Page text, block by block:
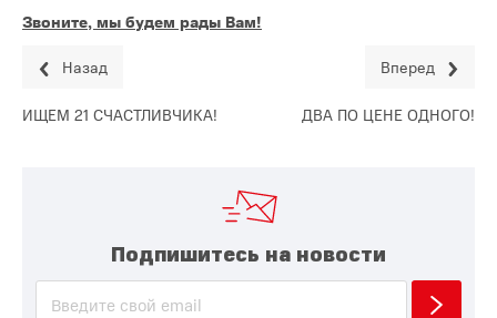
Звоните, мы будем рады Вам!
Назад
ИЩЕМ 21 СЧАСТЛИВЧИКА!
Вперед
ДВА ПО ЦЕНЕ ОДНОГО!
Подпишитесь на новости